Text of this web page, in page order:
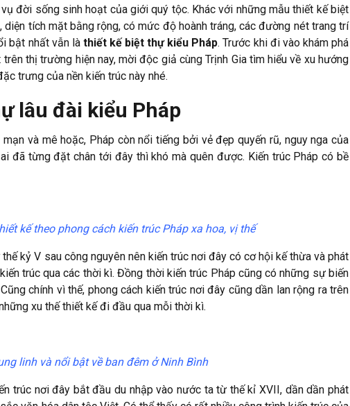
đời sống sinh hoạt của giới quý tộc. Khác với những mẫu thiết kế biệt
diện tích mặt bằng rộng, có mức độ hoành tráng, các đường nét trang trí
bật nhất vẫn là thiết kế biệt thự kiểu Pháp. Trước khi đi vào khám phá
thị trường hiện nay, mời độc giả cùng Trịnh Gia tìm hiểu về xu hướng
trưng của nền kiến trúc này nhé.
lâu đài kiểu Pháp
và mê hoặc, Pháp còn nổi tiếng bởi vẻ đẹp quyến rũ, nguy nga của
đã từng đặt chân tới đây thì khó mà quên được. Kiến trúc Pháp có bề
kế theo phong cách kiến trúc Pháp xa hoa, vị thế
kỷ V sau công nguyên nên kiến trúc nơi đây có cơ hội kế thừa và phát
trúc qua các thời kì. Đồng thời kiến trúc Pháp cũng có những sự biến
chính vì thế, phong cách kiến trúc nơi đây cũng dần lan rộng ra trên
xu thế thiết kế đi đầu qua mỗi thời kì.
linh và nổi bật về ban đêm ở Ninh Bình
trúc nơi đây bắt đầu du nhập vào nước ta từ thế kỉ XVII, dần dần phát